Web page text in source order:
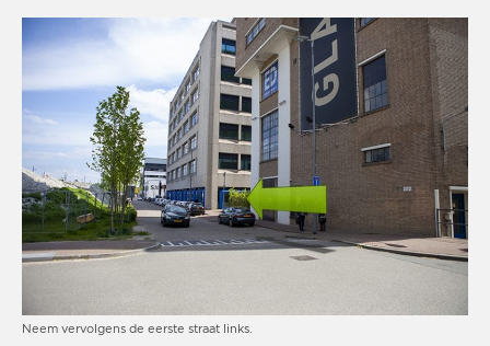
Neem vervolgens de eerste straat links.